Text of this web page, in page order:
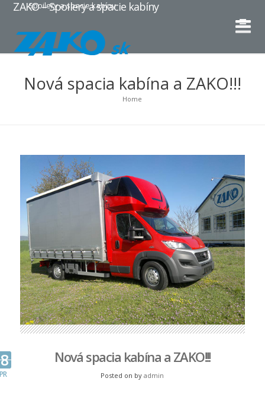
ZAKO – Spoilery a spacie kabíny
Spoilery a spacie kabíny
Nová spacia kabína a ZAKO!!!
Home
Nová spacia kabína a ZAKO!!!
Posted on by admin